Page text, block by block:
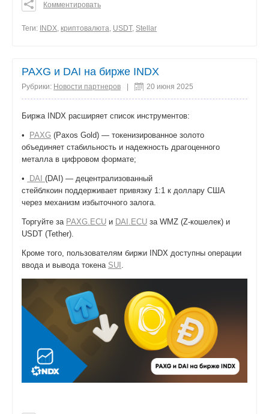
0
Комментировать
Теги: INDX, криптовалюта, USDT, Stellar
PAXG и DAI на бирже INDX
Рубрики: Новости партнеров 20 июня 2025
Биржа INDX расширяет список инструментов:
• PAXG (Paxos Gold) — токенизированное золото
объединяет стабильность и надежность драгоценного
металла в цифровом формате;
• DAI (DAI) — децентрализованный
стейблкоин поддерживает привязку 1:1 к доллару США
через механизм избыточного залога.
Торгуйте за PAXG.ECU и DAI.ECU за WMZ (Z-кошелек) и
USDT (Tether).
Кроме того, пользователям биржи INDX доступны операции
ввода и вывода токена SUI .